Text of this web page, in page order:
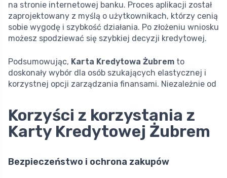
na stronie internetowej banku. Proces aplikacji został
zaprojektowany z myślą o użytkownikach, którzy cenią
sobie wygodę i szybkość działania. Po złożeniu wniosku
możesz spodziewać się szybkiej decyzji kredytowej.
Podsumowując, Karta Kredytowa Żubrem to
doskonały wybór dla osób szukających elastycznej i
korzystnej opcji zarządzania finansami. Niezależnie od
Korzyści z korzystania z
Karty Kredytowej Żubrem
Bezpieczeństwo i ochrona zakupów